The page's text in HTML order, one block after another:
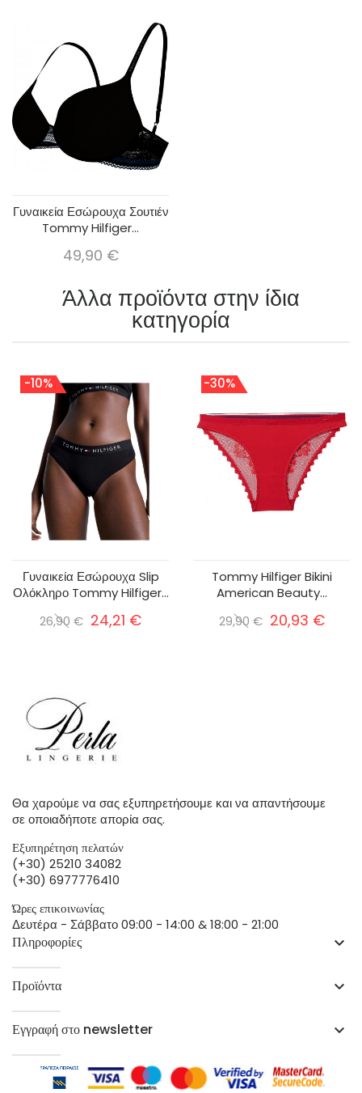
Γυναικεία Εσώρουχα Σουτιέν
Tommy Hilfiger...
49,90 €
Άλλα προϊόντα στην ίδια
κατηγορία
-10%
Γυναικεία Εσώρουχα Slip
Ολόκληρο Tommy Hilfiger...
26,90 € 24,21 €
-30%
Tommy Hilfiger Bikini
American Beauty...
29,90 € 20,93 €
Θα χαρούμε να σας εξυπηρετήσουμε και να απαντήσουμε
σε οποιαδήποτε απορία σας.
Εξυπηρέτηση πελατών
(+30) 25210 34082
(+30) 6977776410
Ώρες επικοινωνίας
Δευτέρα - Σάββατο 09:00 - 14:00 & 18:00 - 21:00
Πληροφορίες keyboard_arrow_down
Προϊόντα keyboard_arrow_down
Εγγραφή στο newsletter keyboard_arrow_down